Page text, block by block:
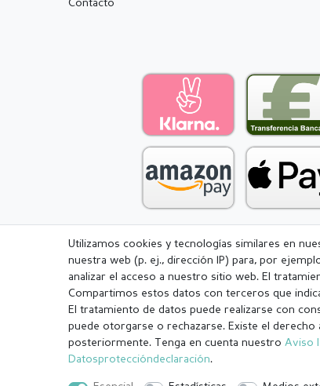
Contacto
Aviso legal Política de
¹ Todos los pedidos pagados hasta las 14:00 se envían
.
Utilizamos cookies y tecnologías similares en
nuestra web (p. ej., dirección IP) para, por
analizar el acceso a nuestro sitio web. El
Compartimos estos datos con terceros que
El tratamiento de datos puede realizarse con
puede otorgarse o rechazarse. Existe el
posteriormente. Tenga en cuenta nuestro Aviso
Datos­protección­declaración.